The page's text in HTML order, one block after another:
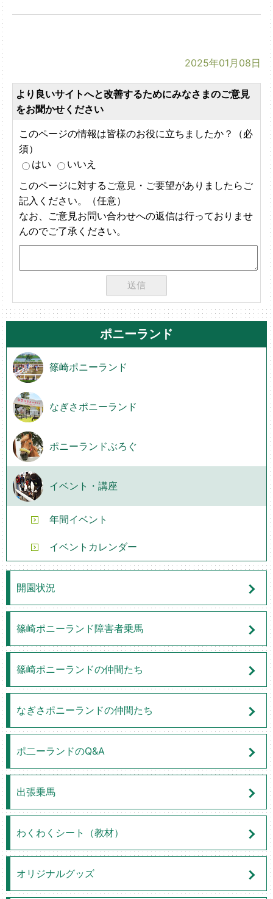
2025年01月08日
より良いサイトへと改善するためにみなさまのご意見
をお聞かせください
このページの情報は皆様のお役に立ちましたか？（必
須）
はい
いいえ
このページに対するご意見・ご要望がありましたらご
記入ください。（任意）
なお、ご意見お問い合わせへの返信は行っておりませ
んのでご了承ください。
ポニーランド
篠崎ポニーランド
なぎさポニーランド
ポニーランドぶろぐ
イベント・講座
年間イベント
イベントカレンダー
開園状況
篠崎ポニーランド障害者乗馬
篠崎ポニーランドの仲間たち
なぎさポニーランドの仲間たち
ポ二ーランドのQ&A
出張乗馬
わくわくシート（教材）
オリジナルグッズ